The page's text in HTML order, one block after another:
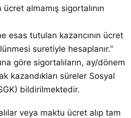
ücret almamış sigortalının
esas tutulan kazancının ücret
suretiyle hesaplanır.”
göre sigortalıların, ay/dönem
kazandıkları süreler Sosyal
bildirilmektedir.
veya maktu ücret alıp tam